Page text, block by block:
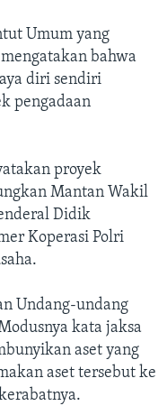
Umum yang
bahwa
diri sendiri
pengadaan
proyek
Mantan Wakil
Didik
Koperasi Polri
Undang-undang
kata jaksa
aset yang
aset tersebut ke